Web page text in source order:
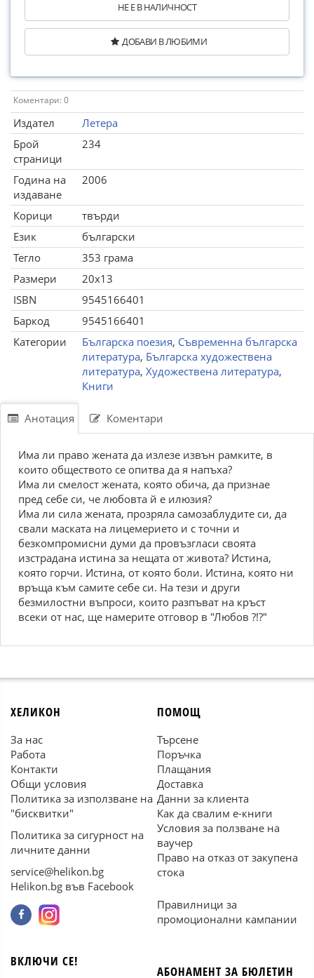
НЕ Е В НАЛИЧНОСТ
ДОБАВИ В ЛЮБИМИ
Коментари: 0
Издател
Летера
Брой
страници
234
Година на
издаване
2006
Корици
твърди
Език
български
Тегло
353 грама
Размери
20x13
ISBN
9545166401
Баркод
9545166401
Категории
Българска поезия, Съвременна българска
литература, Българска художествена
литература, Художествена литература,
Книги
Анотация Коментари
Има ли право жената да излезе извън рамките, в
които обществото се опитва да я напъха?
Има ли смелост жената, която обича, да признае
пред себе си, че любовта й е илюзия?
Има ли сила жената, прозряла самозаблудите си, да
свали маската на лицемерието и с точни и
безкомпромисни думи да провъзгласи своята
изстрадана истина за нещата от живота? Истина,
която горчи. Истина, от която боли. Истина, която ни
връща към самите себе си. На тези и други
безмилостни въпроси, които разпъват на кръст
всеки от нас, ще намерите отговор в "Любов ?!?"
ХЕЛИКОН
За нас
Работа
Контакти
Общи условия
Политика за използване на
"бисквитки"
Политика за сигурност на
личните данни
service@helikon.bg
Helikon.bg във Facebook
ПОМОЩ
Търсене
Поръчка
Плащания
Доставка
Данни за клиента
Как да свалим е-книги
Условия за ползване на
ваучер
Право на отказ от закупена
стока
Правилници за
промоционални кампании
ВКЛЮЧИ СЕ!
АБОНАМЕНТ ЗА БЮЛЕТИН